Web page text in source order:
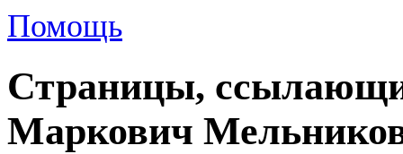
Помощь
Страницы,
Маркович